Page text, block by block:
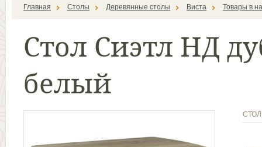
Главная Столы Деревянные столы Виста Товары в
Стол Сиэтл НД
белый